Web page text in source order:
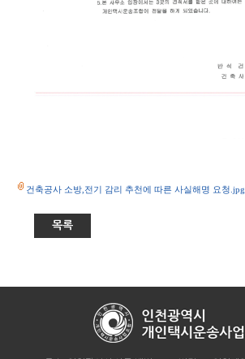
건축공사 소방,전기 감리 추천에 따른 사실해명 요청.jpg
목록